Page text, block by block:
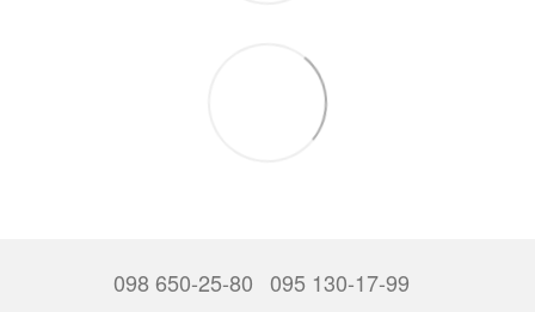
098 650-25-80 095 130-17-99